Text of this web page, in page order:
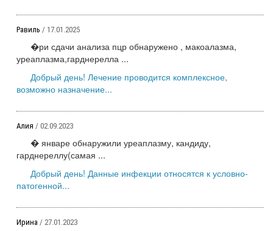
Равиль / 17.01.2025
�ри сдачи анализа пцр обнаружено , макоалазма,
уреаплазма,гарднерелла ...
Добрый день! Лечение проводится комплексное,
возможно назначение...
Алия / 02.09.2023
� январе обнаружили уреаплазму, кандиду,
гарднереллу(самая ...
Добрый день! Данные инфекции относятся к условно-
патогенной...
Ирина / 27.01.2023